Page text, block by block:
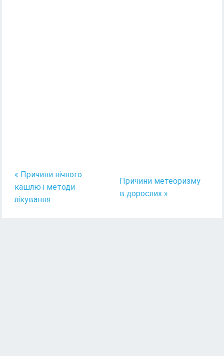
« Причини нічного
кашлю і методи
лікування
Причини метеоризму
в дорослих »